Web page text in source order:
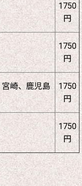
1750
円
1750
円
崎、鹿児島
1750
円
1750
円